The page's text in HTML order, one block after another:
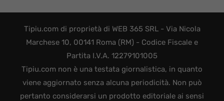
Tipiu.com di proprietà di WEB 365 SRL - Via Nicola
Marchese 10, 00141 Roma (RM) - Codice Fiscale e
Partita I.V.A. 12279101005
Tipiu.com non è una testata giornalistica, in quanto
viene aggiornato senza alcuna periodicità. Non può
pertanto considerarsi un prodotto editoriale ai sensi